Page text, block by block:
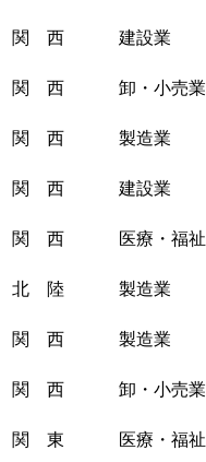
関 西 建設業
関 西 卸・小売業
関 西 製造業
関 西 建設業
関 西 医療・福祉
北 陸 製造業
関 西 製造業
関 西 卸・小売業
関 東 医療・福祉